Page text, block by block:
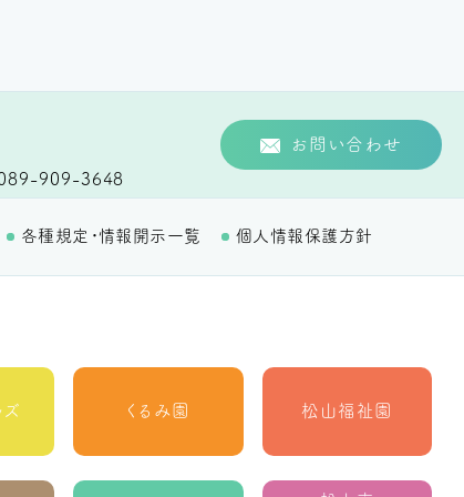
909-3648
お問い合わせ
各種規定・情報開示一覧 個人情報保護方針
ズ くるみ園 松山福祉園